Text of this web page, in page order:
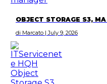
OBJECT STORAGE S3,
di Marcato | July 9, 2026